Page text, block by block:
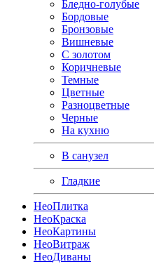
Бледно-голубые
Бордовые
Бронзовые
Вишневые
С золотом
Коричневые
Темные
Цветные
Разноцветные
Черные
На кухню
В санузел
Гладкие
НеоПлитка
НеоКраска
НеоКартины
НеоВитраж
НеоДиваны